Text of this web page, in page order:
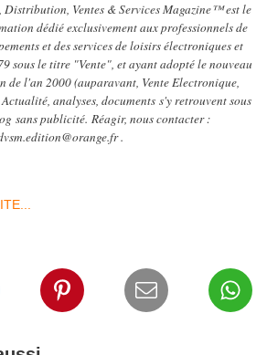
Ventes & Services Magazine™ est le
dédié exclusivement aux professionnels de
et des services de loisirs électroniques et
sous le titre "Vente", et ayant adopté le nouveau
de l'an 2000 (auparavant, Vente Electronique,
analyses, documents s'y retrouvent sous
sans publicité. Réagir, nous contacter :
.